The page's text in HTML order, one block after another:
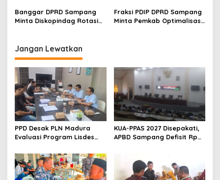
Pembangunan Masa Depan
Tidak Mudah
terhadap RPJMD 2025-2029
Banggar DPRD Sampang
Minta Diskopindag Rotasi
Fraksi PDIP DPRD Sampang
Minta Pemkab Optimalisasi
Jangan Lewatkan
PPD Desak PLN Madura
Evaluasi Program Lisdes
KUA-PPAS 2027 Disepakati,
APBD Sampang Defisit Rp